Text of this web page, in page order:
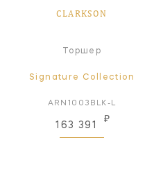
CLARKSON
Торшер
Signature Collection
ARN1003BLK-L
163 391
₽